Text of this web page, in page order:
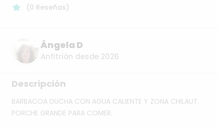
(0 Reseñas)
Ángela D
Anfitrión desde 2026
Descripción
BARBACOA DUCHA CON AGUA CALIENTE Y ZONA CHILAUT.
PORCHE GRANDE PARA COMER.